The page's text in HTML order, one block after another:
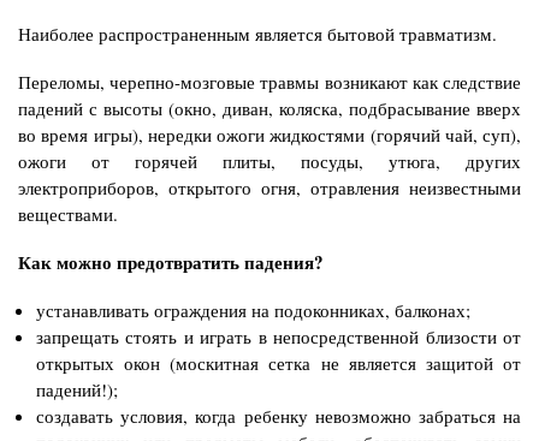
Наиболее распространенным является бытовой травматизм.
Переломы, черепно-мозговые травмы возникают как следствие
падений с высоты (окно, диван, коляска, подбрасывание вверх
во время игры), нередки ожоги жидкостями (горячий чай, суп),
ожоги от горячей плиты, посуды, утюга, других
электроприборов, открытого огня, отравления неизвестными
веществами.
Как можно предотвратить падения?
устанавливать ограждения на подоконниках, балконах;
запрещать стоять и играть в непосредственной близости от
открытых окон (москитная сетка не является защитой от
падений!);
создавать условия, когда ребенку невозможно забраться на